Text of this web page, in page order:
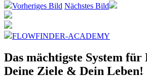
Vorheriges Bild Nächstes Bild
FLOWFINDER-ACADEMY
Das mächtigste System für
Deine Ziele & Dein Leben!